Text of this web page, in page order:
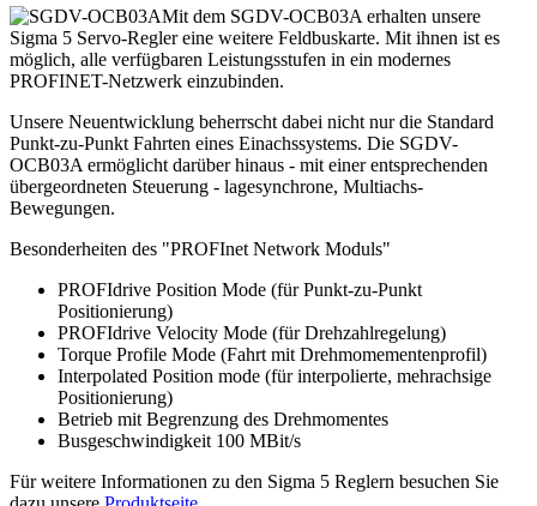
Mit dem SGDV-OCB03A erhalten unsere
Sigma 5 Servo-Regler eine weitere Feldbuskarte. Mit ihnen ist es
möglich, alle verfügbaren Leistungsstufen in ein modernes
PROFINET-Netzwerk einzubinden.
Unsere Neuentwicklung beherrscht dabei nicht nur die Standard
Punkt-zu-Punkt Fahrten eines Einachssystems. Die SGDV-
OCB03A ermöglicht darüber hinaus - mit einer entsprechenden
übergeordneten Steuerung - lagesynchrone, Multiachs-
Bewegungen.
Besonderheiten des "PROFInet Network Moduls"
PROFIdrive Position Mode (für Punkt-zu-Punkt
Positionierung)
PROFIdrive Velocity Mode (für Drehzahlregelung)
Torque Profile Mode (Fahrt mit Drehmomementenprofil)
Interpolated Position mode (für interpolierte, mehrachsige
Positionierung)
Betrieb mit Begrenzung des Drehmomentes
Busgeschwindigkeit 100 MBit/s
Für weitere Informationen zu den Sigma 5 Reglern besuchen Sie